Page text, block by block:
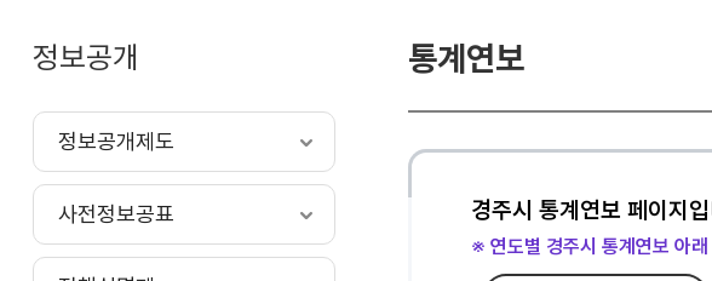
정보공개
정보공개제도
사전정보공표
통계연보
경주시 통계연보 페이지
※ 연도별 경주시 통계연보 아